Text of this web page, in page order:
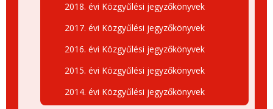
2018. évi Közgyűlési jegyzőkönyvek
2017. évi Közgyűlési jegyzőkönyvek
2016. évi Közgyűlési jegyzőkönyvek
2015. évi Közgyűlési jegyzőkönyvek
2014. évi Közgyűlési jegyzőkönyvek